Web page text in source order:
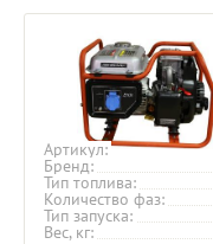
Артикул
Бренд
Тип топлива
Количество фаз
Тип запуска
Вес, кг